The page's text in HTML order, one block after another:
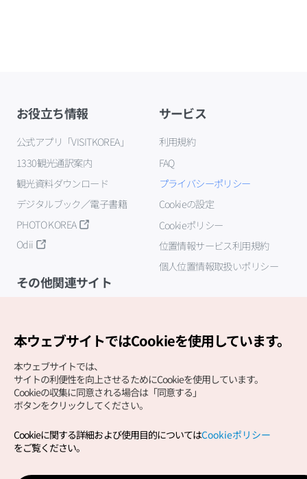
お役立ち情報
公式アプリ「VISITKOREA」
1330観光通訳案内
観光資料ダウンロード
デジタルブック／電子書籍
PHOTO KOREA
Odii
サービス
利用規約
FAQ
プライバシーポリシー
Cookieの設定
Cookieポリシー
位置情報サービス利用規約
個人位置情報取扱いポリシー
その他関連サイト
Copyright (c) Korea Tourism Organization All Rights
サイトエラー報告公式メール
本ウェブサイトではCookieを使用しています。
本ウェブサイトでは、
サイトの利便性を向上させるためにCookieを使用しています。
Cookieの収集に同意される場合は「同意する」
ボタンをクリックしてください。
Cookieに関する詳細および使用目的についてはCookieポリシー
をご覧ください。